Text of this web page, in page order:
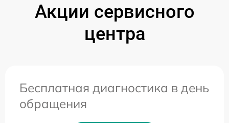
Акции сервисного
центра
Бесплатная диагностика в день
обращения